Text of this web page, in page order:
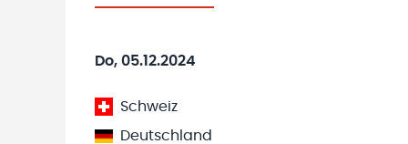
Do, 05.12.2024
Schweiz
Deutschland